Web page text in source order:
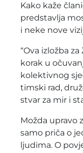
Kako kaže
predstavlja
i neke nove
“Ova izložba
korak u
kolektivnog
timski rad,
stvar za mir i
Možda upravo
samo priča o
ljudima. O